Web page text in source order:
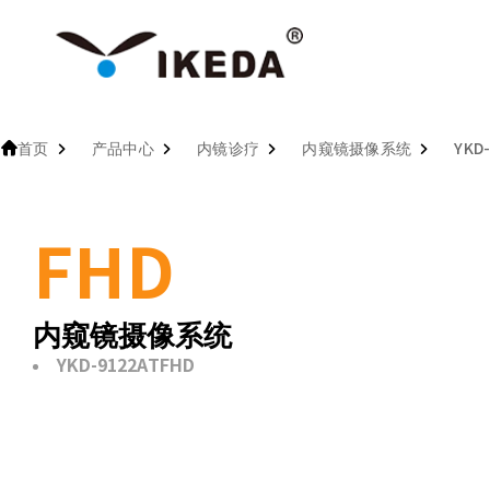
首页 产品中心 内镜诊疗 内窥镜摄像系统
FHD
内窥镜摄像系统
YKD-9122ATFHD